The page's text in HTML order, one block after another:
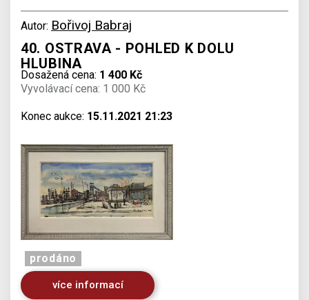
Autor: Bořivoj Babraj
40. OSTRAVA - POHLED K DOLU
HLUBINA
Dosažená cena: 1 400 Kč
Vyvolávací cena: 1 000 Kč
Konec aukce: 15.11.2021 21:23
prodáno
více informací